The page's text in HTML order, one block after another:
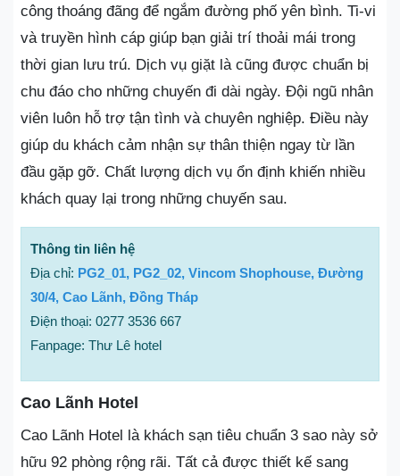
công thoáng đãng để ngắm đường phố yên bình. Ti-vi
và truyền hình cáp giúp bạn giải trí thoải mái trong
thời gian lưu trú. Dịch vụ giặt là cũng được chuẩn bị
chu đáo cho những chuyến đi dài ngày. Đội ngũ nhân
viên luôn hỗ trợ tận tình và chuyên nghiệp. Điều này
giúp du khách cảm nhận sự thân thiện ngay từ lần
đầu gặp gỡ. Chất lượng dịch vụ ổn định khiến nhiều
khách quay lại trong những chuyến sau.
Thông tin liên hệ
Địa chỉ: PG2_01, PG2_02, Vincom Shophouse, Đường
30/4, Cao Lãnh, Đồng Tháp
Điện thoại: 0277 3536 667
Fanpage: Thư Lê hotel
Cao Lãnh Hotel
Cao Lãnh Hotel là khách sạn tiêu chuẩn 3 sao này sở
hữu 92 phòng rộng rãi. Tất cả được thiết kế sang